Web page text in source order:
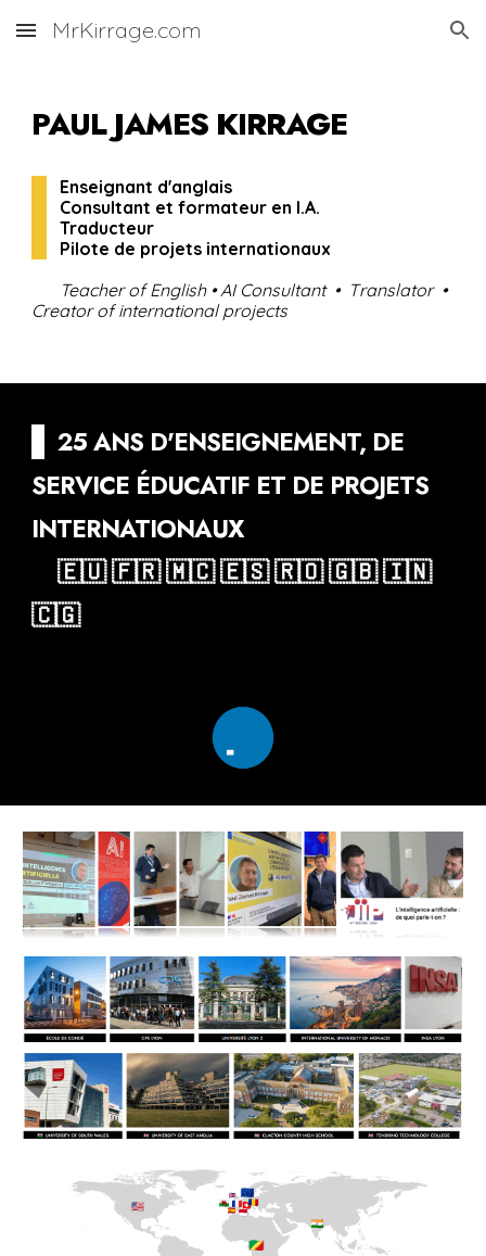
Skip to main content Skip to navigation
MrKirrage.com
PAUL JAMES KIRRAGE
Enseignant d'anglais
Consultant et formateur en I.A.
Traducteur
Pilote de projets internationaux
Teacher of English •AI Consultant • Translator •
Creator of international projects
25 ANS D'ENSEIGNEMENT, DE
SERVICE ÉDUCATIF ET DE PROJETS
INTERNATIONAUX
🇪🇺 🇫🇷 🇲🇨 🇪🇸 🇷🇴 🇬🇧 🇮🇳
🇨🇬